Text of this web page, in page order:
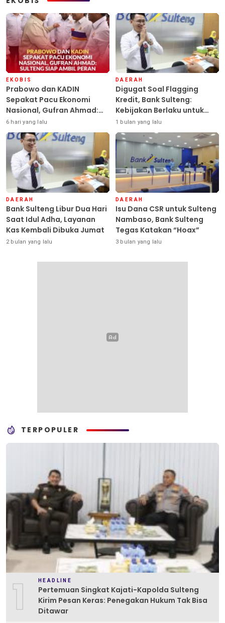
EKOBIS
Prabowo dan KADIN
Sepakat Pacu Ekonomi
Nasional, Gufran Ahmad:
Sulteng Siap Ambil Peran
6 hari yang lalu
DAERAH
Digugat Soal Flagging
Kredit, Bank Sulteng:
Kebijakan Berlaku untuk
Seluruh Debitur ASN
1 bulan yang lalu
DAERAH
Bank Sulteng Libur Dua Hari
Saat Idul Adha, Layanan
Kas Kembali Dibuka Jumat
2 bulan yang lalu
DAERAH
Isu Dana CSR untuk Sulteng
Nambaso, Bank Sulteng
Tegas Katakan “Hoax”
3 bulan yang lalu
TERPOPULER
1 HEADLINE
Pertemuan Singkat Kajati-Kapolda Sulteng
Kirim Pesan Keras: Penegakan Hukum Tak Bisa
Ditawar